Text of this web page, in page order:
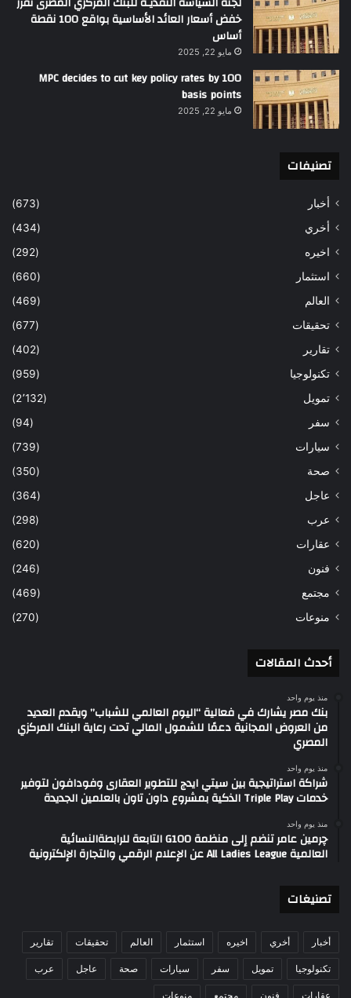
خفض أسعار العائد الأساسية بواقع 100 نقطة
أساس
مايو 22, 2025
MPC decides to cut key policy rates by 100
basis points
مايو 22, 2025
تصنيفات
أخبار
(673)
أخري
(434)
اخيره
(292)
استثمار
(660)
العالم
(469)
تحقيقات
(677)
تقارير
(402)
تكنولوجيا
(959)
تمويل
(2٬132)
سفر
(94)
سيارات
(739)
صحة
(350)
عاجل
(364)
عرب
(298)
عقارات
(620)
فنون
(246)
مجتمع
(469)
منوعات
(270)
أحدث المقالات
منذ يوم واحد
بنك مصر يشارك في فعالية “اليوم العالمي للشباب” ويقدم العديد
من العروض المجانية دعمًا للشمول المالي تحت رعاية البنك المركزي
المصري
منذ يوم واحد
شراكة استراتيجية بين سيتي ايدج للتطوير العقارى وفودافون لتوفير
خدمات Triple Play الذكية بمشروع داون تاون بالعلمين الجديدة
منذ يوم واحد
چرمين عامر تنضم إلى منظمة G100 التابعة للرابطةالنسائية
العالمية All Ladies League عن الإعلام الرقمي والتجارة الإلكترونية
تصنيغات
أخبار أخري اخيره استثمار العالم تحقيقات تقارير
تكنولوجيا تمويل سفر سيارات صحة عاجل عرب
عقارات فنون مجتمع منوعات